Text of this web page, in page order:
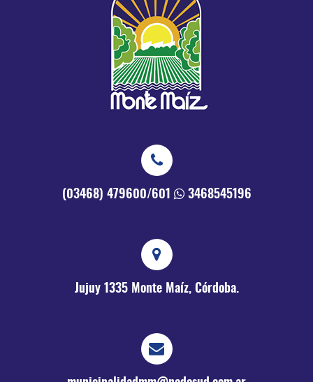
(03468) 479600/601 3468545196
Jujuy 1335 Monte Maíz, Córdoba.